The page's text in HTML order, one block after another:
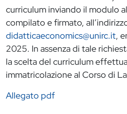
curriculum inviando il modulo
compilato e firmato,
didatticaeconomics@unirc.it,
2025. In assenza di tale
la scelta del curriculum
immatricolazione al Corso di
Allegato pdf